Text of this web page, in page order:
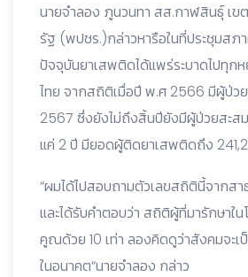
นายจำลอง ภูนวนทา สส.กาฬสินธุ์ เข
รัฐ (พปชร.)กล่าวหารือในที่ประชุมสภ
ปัจจุบันยาเสพติดได้แพร่ระบาดไปทุ
ไทย จากสถิติเมื่อปี พ.ศ 2566 มีผู้ป่ว
2567 ซึ่งยังไม่ถึงสิ้นปียังมีผู้ป่วยสะส
แค่ 2 ปี มียอดผู้ติดยาเสพติดถึง
“ผมได้ไปสอบถามตัวเลขสถิตินี้จากส
และได้รับคำตอบว่า สถิติผู้ที่มารักษาใ
คูณด้วย 10 เท่า ลองคิดดูว่าสังคมจะเ
ในอนาคต“นายจำลอง กล่าว